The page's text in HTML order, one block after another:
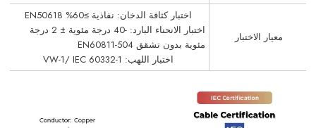
معيار الاختبار
اختبار كثافة الدخان: نفاذية ≥60% EN50618
اختبار الانحناء البارد: -40 درجة مئوية ± 2 درجة
مئوية بدون تشقق EN60811-504
اختبار اللهب: VW-1/ IEC 60332-1